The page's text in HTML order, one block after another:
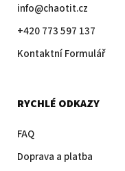
info@chaotit.cz
+420 773 597 137
Kontaktní Formulář
RYCHLÉ ODKAZY
FAQ
Doprava a platba